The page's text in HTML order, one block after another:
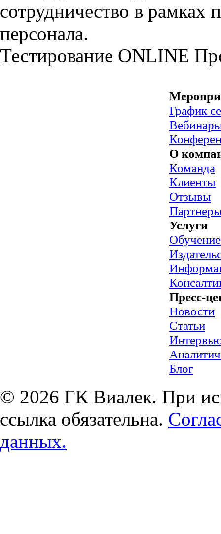
сотрудничество в рамках
персонала.
Тестирование ONLINE
График
О
Команда
Клиенты
Отзывы
Услуги
Обучение
Пресс-
Новости
Статьи
Блог
© 2026 ГК Виалек. При
ссылка обязательна.
данных.